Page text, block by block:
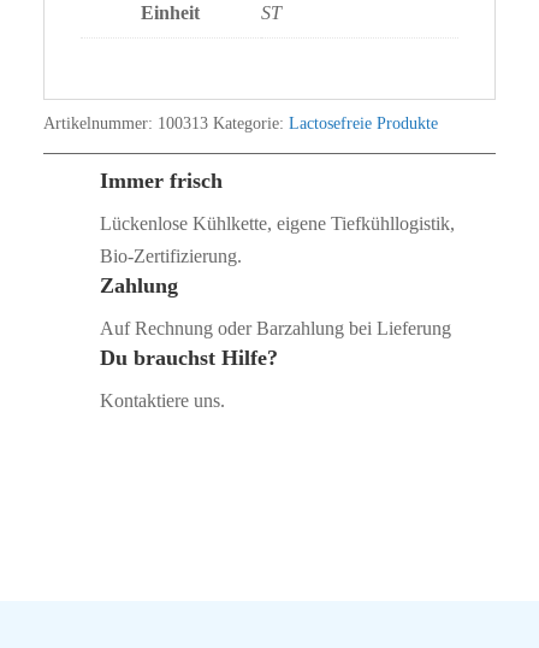
Einheit ST
Artikelnummer: 100313 Kategorie: Lactosefreie Produkte
Immer frisch
Lückenlose Kühlkette, eigene Tiefkühllogistik,
Bio‑Zertifizierung.
Zahlung
Auf Rechnung oder Barzahlung bei Lieferung
Du brauchst Hilfe?
Kontaktiere uns.